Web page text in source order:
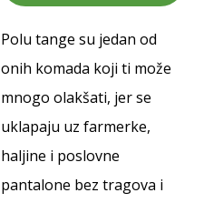
Polu tange su jedan od
onih komada koji ti može
mnogo olakšati, jer se
uklapaju uz farmerke,
haljine i poslovne
pantalone bez tragova i